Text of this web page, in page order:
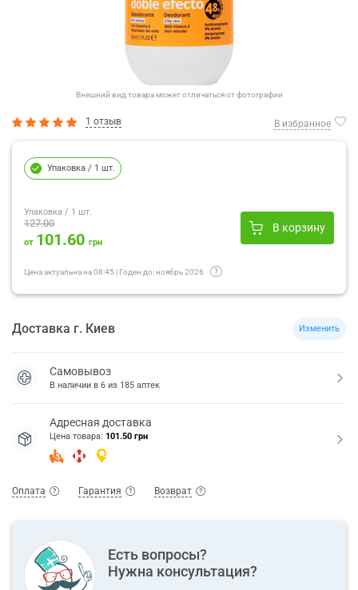
Внешний вид товара может отличаться от фотографии
1 отзыв В избранное
Упаковка / 1 шт.
Упаковка / 1 шт.
127.00
от 101.60 грн
В корзину
Цена актуальна на08:45 | Годен до:ноябрь 2026
Доставка г. Киев Изменить
Самовывоз
В наличии в 6 из 185 аптек
Адресная доставка
Цена товара: 101.50 грн
Оплата Гарантия Возврат
Есть вопросы?
Нужна консультация?